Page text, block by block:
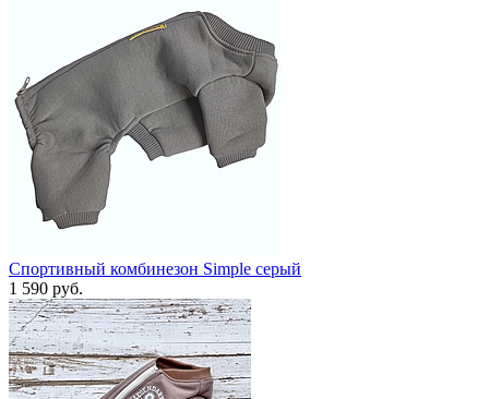
Спортивный комбинезон Simple серый
1 590 руб.